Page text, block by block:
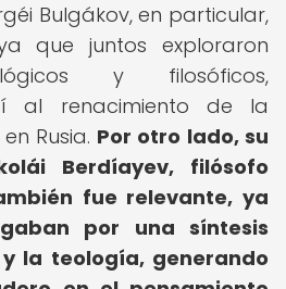
Bulgákov, en particular,
que juntos exploraron
y filosóficos,
al renacimiento de la
Rusia. Por otro lado, su
Berdíayev, filósofo
fue relevante, ya
por una síntesis
la teología, generando